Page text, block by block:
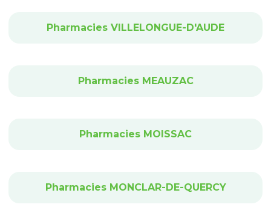
Pharmacies VILLELONGUE-D'AUDE
Pharmacies MEAUZAC
Pharmacies MOISSAC
Pharmacies MONCLAR-DE-QUERCY